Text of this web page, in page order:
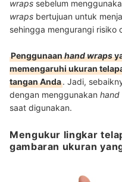
wraps sebelum
wraps bertujuan untuk
sehingga mengurangi risiko
Penggunaanhand wraps
memengaruhi ukuran
tangan Anda. Jadi,
dengan menggunakan hand
saat digunakan.
Mengukur lingkar
gambaran ukuran